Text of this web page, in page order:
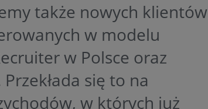
także nowych klientów
w modelu
w Polsce oraz
się to na
w których już